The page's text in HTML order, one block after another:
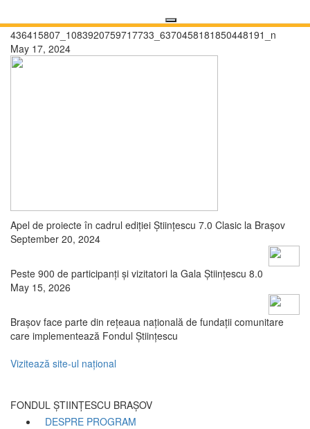
436415807_1083920759717733_6370458181850448191_n
May 17, 2024
Apel de proiecte în cadrul ediției Științescu 7.0 Clasic la Brașov
September 20, 2024
Peste 900 de participanți și vizitatori la Gala Științescu 8.0
May 15, 2026
Brașov face parte din rețeaua națională de fundații comunitare
care implementează Fondul Științescu
Vizitează site-ul național
FONDUL ȘTIINȚESCU BRAȘOV
DESPRE PROGRAM